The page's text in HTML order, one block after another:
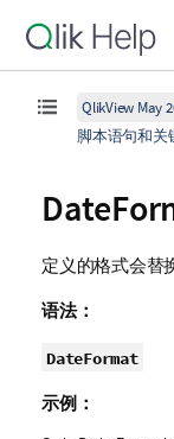
QlikView May
脚本语句和关
定义的格式会替
语法：
DateFormat
示例：